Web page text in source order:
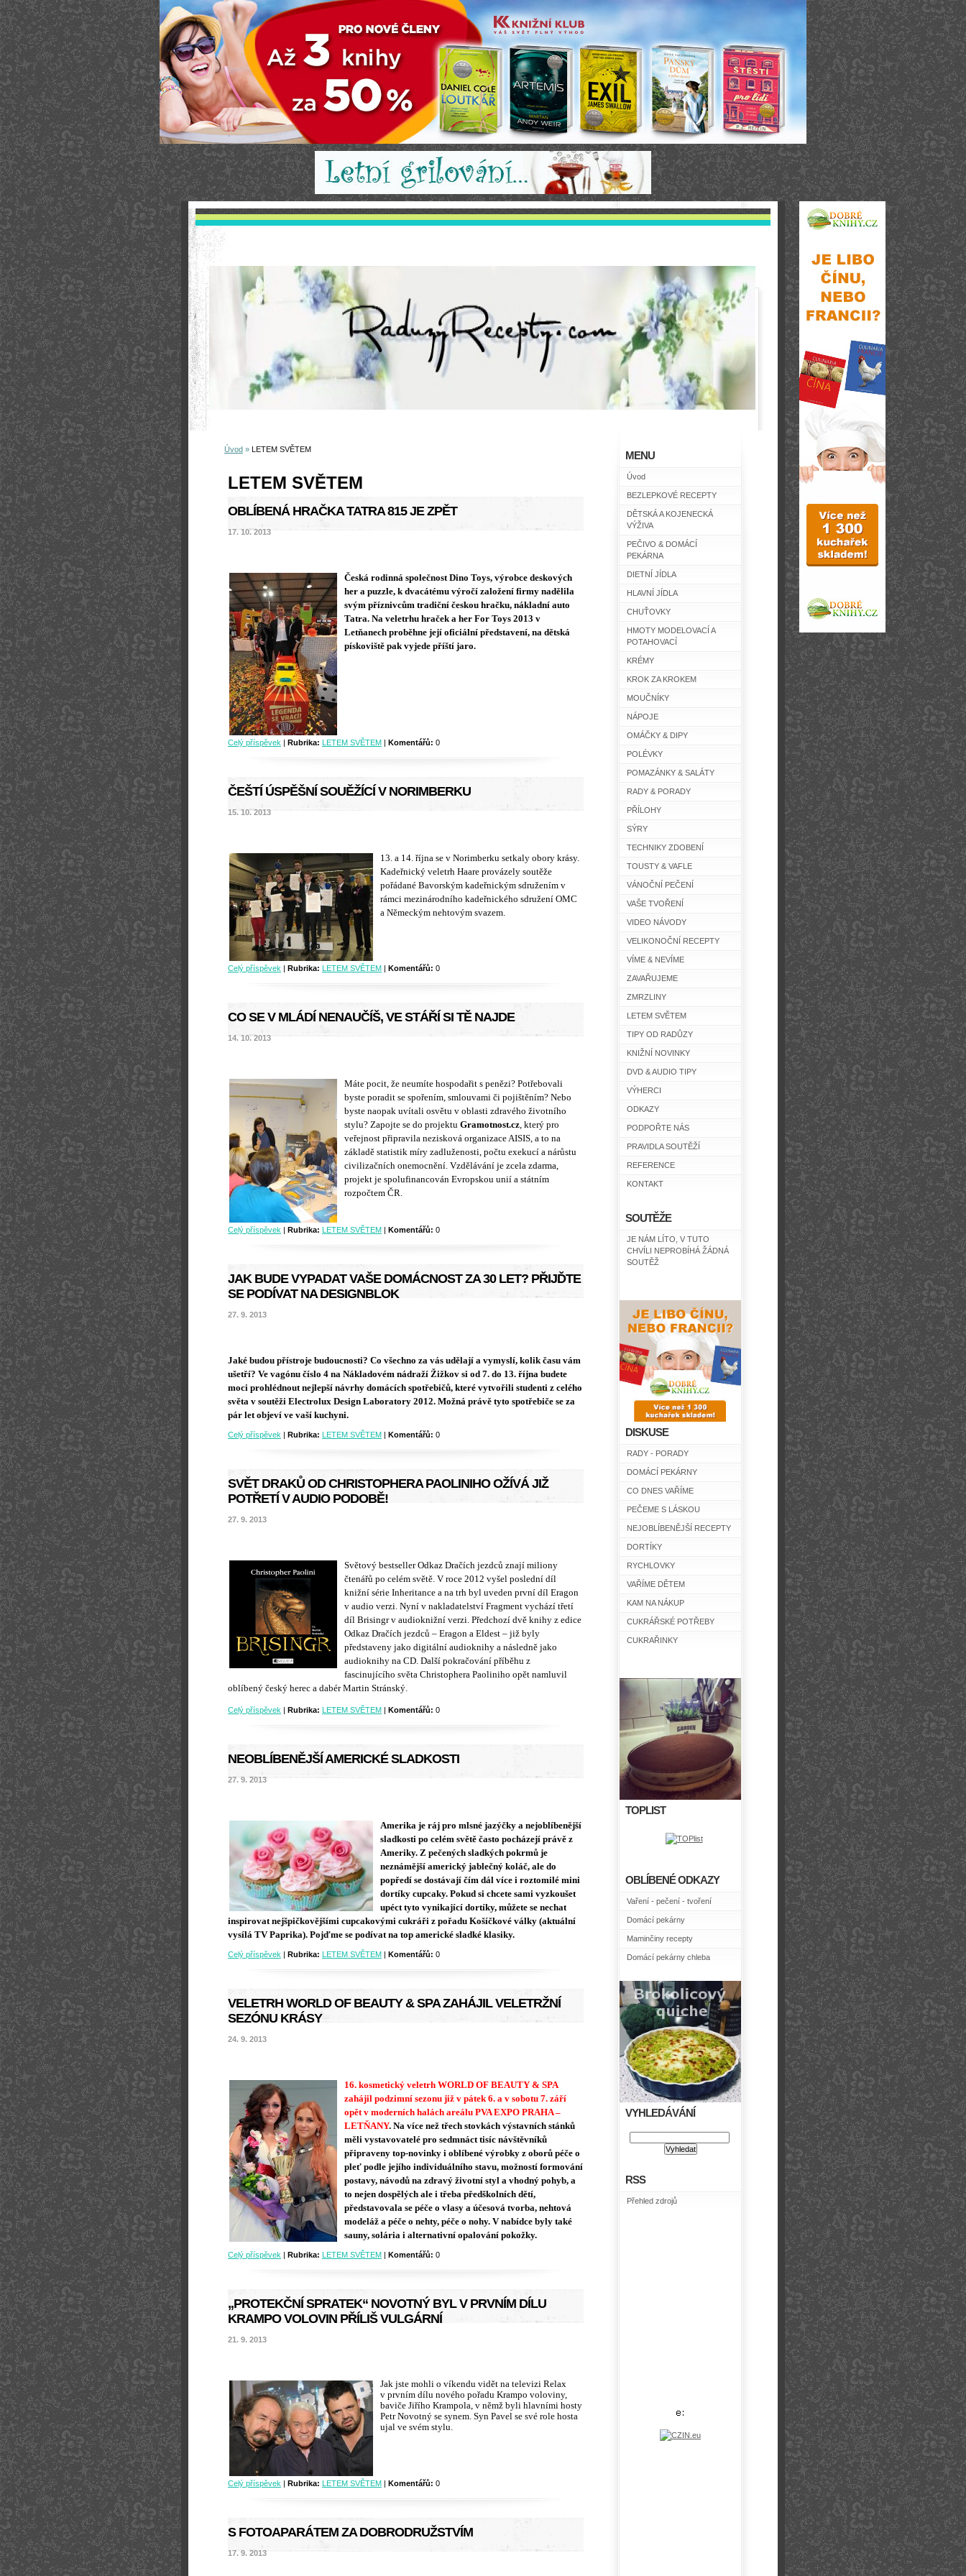
MENU
Úvod
BEZLEPKOVÉ RECEPTY
DĚTSKÁ A KOJENECKÁ
VÝŽIVA
PEČIVO & DOMÁCÍ
PEKÁRNA
DIETNÍ JÍDLA
HLAVNÍ JÍDLA
CHUŤOVKY
HMOTY MODELOVACÍ A
POTAHOVACÍ
KRÉMY
KROK ZA KROKEM
MOUČNÍKY
NÁPOJE
OMÁČKY & DIPY
POLÉVKY
POMAZÁNKY & SALÁTY
RADY & PORADY
PŘÍLOHY
SÝRY
TECHNIKY ZDOBENÍ
TOUSTY & VAFLE
VÁNOČNÍ PEČENÍ
VAŠE TVOŘENÍ
VIDEO NÁVODY
VELIKONOČNÍ RECEPTY
VÍME & NEVÍME
ZAVAŘUJEME
ZMRZLINY
LETEM SVĚTEM
TIPY OD RADŮZY
KNIŽNÍ NOVINKY
DVD & AUDIO TIPY
VÝHERCI
ODKAZY
PODPOŘTE NÁS
PRAVIDLA SOUTĚŽÍ
REFERENCE
KONTAKT
SOUTĚŽE
JE NÁM LÍTO, V TUTO
CHVÍLI NEPROBÍHÁ ŽÁDNÁ
SOUTĚŽ
DISKUSE
RADY - PORADY
DOMÁCÍ PEKÁRNY
CO DNES VAŘÍME
PEČEME S LÁSKOU
NEJOBLÍBENĚJŠÍ RECEPTY
DORTÍKY
RYCHLOVKY
VAŘÍME DĚTEM
KAM NA NÁKUP
CUKRÁŘSKÉ POTŘEBY
CUKRAŘINKY
TOPLIST
OBLÍBENÉ ODKAZY
Vaření - pečení - tvoření
Domácí pekárny
Maminčiny recepty
Domácí pekárny chleba
VYHLEDÁVÁNÍ
RSS
Přehled zdrojů
Úvod » LETEM SVĚTEM
LETEM SVĚTEM
OBLÍBENÁ HRAČKA TATRA 815 JE ZPĚT
17. 10. 2013
Česká rodinná společnost Dino Toys, výrobce deskových
her a puzzle, k dvacátému výročí založení firmy nadělila
svým příznivcům tradiční českou hračku, nákladní auto
Tatra. Na veletrhu hraček a her For Toys 2013 v
Letňanech proběhne její oficiální představení, na dětská
pískoviště pak vyjede příští jaro.
Celý příspěvek | Rubrika: LETEM SVĚTEM | Komentářů: 0
ČEŠTÍ ÚSPĚŠNÍ SOUĚŽÍCÍ V NORIMBERKU
15. 10. 2013
13. a 14. října se v Norimberku setkaly obory krásy.
Kadeřnický veletrh Haare provázely soutěže
pořádané Bavorským kadeřnickým sdružením v
rámci mezinárodního kadeřnického sdružení OMC
a Německým nehtovým svazem.
Celý příspěvek | Rubrika: LETEM SVĚTEM | Komentářů: 0
CO SE V MLÁDÍ NENAUČÍŠ, VE STÁŘÍ SI TĚ NAJDE
14. 10. 2013
Máte pocit, že neumíte hospodařit s penězi? Potřebovali
byste poradit se spořením, smlouvami či pojištěním? Nebo
byste naopak uvítali osvětu v oblasti zdravého životního
stylu? Zapojte se do projektu Gramotnost.cz, který pro
veřejnost připravila nezisková organizace AISIS, a to na
základě statistik míry zadluženosti, počtu exekucí a nárůstu
civilizačních onemocnění. Vzdělávání je zcela zdarma,
projekt je spolufinancován Evropskou unií a státním
rozpočtem ČR.
Celý příspěvek | Rubrika: LETEM SVĚTEM | Komentářů: 0
JAK BUDE VYPADAT VAŠE DOMÁCNOST ZA 30 LET? PŘIJĎTE
SE PODÍVAT NA DESIGNBLOK
27. 9. 2013
Jaké budou přístroje budoucnosti? Co všechno za vás udělají a vymyslí, kolik času vám
ušetří? Ve vagónu číslo 4 na Nákladovém nádraží Žižkov si od 7. do 13. října budete
moci prohlédnout nejlepší návrhy domácích spotřebičů, které vytvořili studenti z celého
světa v soutěži Electrolux Design Laboratory 2012. Možná právě tyto spotřebiče se za
pár let objeví ve vaší kuchyni.
Celý příspěvek | Rubrika: LETEM SVĚTEM | Komentářů: 0
SVĚT DRAKŮ OD CHRISTOPHERA PAOLINIHO OŽÍVÁ JIŽ
POTŘETÍ V AUDIO PODOBĚ!
27. 9. 2013
Světový bestseller Odkaz Dračích jezdců znají miliony
čtenářů po celém světě. V roce 2012 vyšel poslední díl
knižní série Inheritance a na trh byl uveden první díl Eragon
v audio verzi. Nyní v nakladatelství Fragment vychází třetí
díl Brisingr v audioknižní verzi. Předchozí dvě knihy z edice
Odkaz Dračích jezdců ‒ Eragon a Eldest ‒ již byly
představeny jako digitální audioknihy a následně jako
audioknihy na CD. Další pokračování příběhu z
fascinujícího světa Christophera Paoliniho opět namluvil
oblíbený český herec a dabér Martin Stránský.
Celý příspěvek Rubrika: LETEM SVĚTEM Komentářů: 0
NEOBLÍBENĚJŠÍ AMERICKÉ SLADKOSTI
27. 9. 2013
Amerika je ráj pro mlsné jazýčky a nejoblíbenější
sladkosti po celém světě často pocházejí právě z
Ameriky. Z pečených sladkých pokrmů je
neznámější americký jablečný koláč, ale do
popředí se dostávají čím dál více i roztomilé mini
dortíky cupcaky. Pokud si chcete sami vyzkoušet
upéct tyto vynikající dortíky, můžete se nechat
inspirovat nejšpičkovějšími cupcakovými cukráři z pořadu Košíčkové války (aktuální
vysílá TV Paprika). Pojďme se podívat na top americké sladké klasiky.
Celý příspěvek Rubrika: LETEM SVĚTEM Komentářů: 0
VELETRH WORLD OF BEAUTY & SPA ZAHÁJIL VELETRŽNÍ
SEZÓNU KRÁSY
24. 9. 2013
16. kosmetický veletrh WORLD OF BEAUTY & SPA
zahájil podzimní sezonu již v pátek 6. a v sobotu 7. září
opět v moderních halách areálu PVA EXPO PRAHA –
LETŇANY. Na více než třech stovkách výstavních stánků
měli vystavovatelé pro sedmnáct tisíc návštěvníků
připraveny top-novinky i oblíbené výrobky z oborů péče o
pleť podle jejího individuálního stavu, možností formování
postavy, návodů na zdravý životní styl a vhodný pohyb, a
to nejen dospělých ale i třeba předškolních dětí,
představovala se péče o vlasy a účesová tvorba, nehtová
modeláž a péče o nehty, péče o nohy. V nabídce byly také
sauny, solária i alternativní opalování pokožky.
Celý příspěvek Rubrika: LETEM SVĚTEM Komentářů: 0
„PROTEKČNÍ SPRATEK“ NOVOTNÝ BYL V PRVNÍM DÍLU
KRAMPO VOLOVIN PŘÍLIŠ VULGÁRNÍ
21. 9. 2013
Jak jste mohli o víkendu vidět na televizi Relax
v prvním dílu nového pořadu Krampo voloviny,
baviče Jiřího Krampola, v němž byli hlavními hosty
Petr Novotný se synem. Syn Pavel se své role hosta
ujal ve svém stylu.
Celý příspěvek Rubrika: LETEM SVĚTEM Komentářů: 0
S FOTOAPARÁTEM ZA DOBRODRUŽSTVÍM
17. 9. 2013